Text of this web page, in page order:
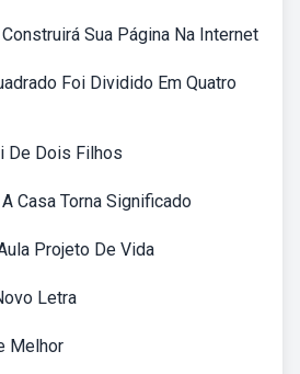
Sua Página Na Internet
Foi Dividido Em Quatro
De Dois Filhos
Casa Torna Significado
Projeto De Vida
Letra
Melhor